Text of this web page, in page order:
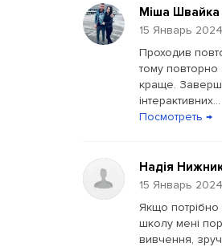
Міша Швайка
15 Январь
Проходив
тому повторно
краще.
інтерактивних...
Посмотреть →
Надія
15 Январь
Якщо потрібно
школу мені
вивчення,